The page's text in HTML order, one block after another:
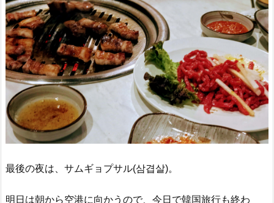
最後の夜は、サムギョプサル(삼겹살)。
明日は朝から空港に向かうので、今日で韓国旅行も終わ